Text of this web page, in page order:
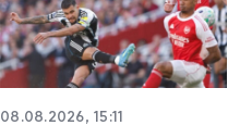
08.08.2026, 15:11